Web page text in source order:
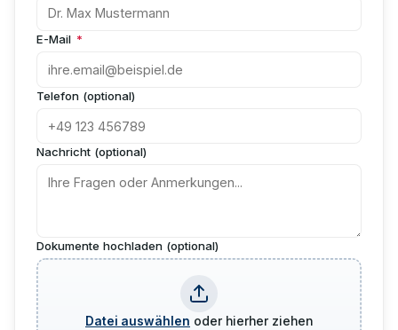
E-Mail *
Telefon (optional)
Nachricht (optional)
Dokumente hochladen (optional)
Datei auswählen oder hierher ziehen